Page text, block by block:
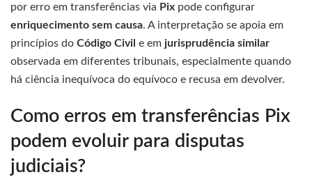
por erro em transferências via Pix pode configurar
enriquecimento sem causa. A interpretação se apoia em
princípios do Código Civil e em jurisprudência similar
observada em diferentes tribunais, especialmente quando
há ciência inequívoca do equívoco e recusa em devolver.
Como erros em transferências Pix
podem evoluir para disputas
judiciais?